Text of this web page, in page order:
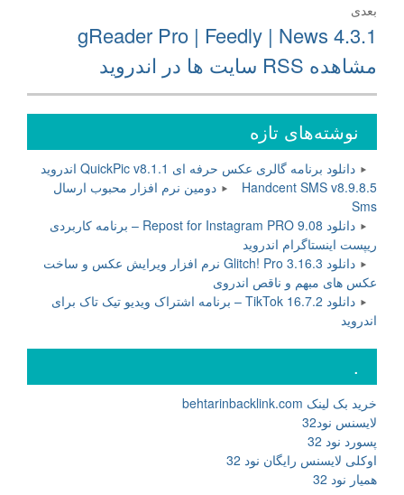
بعدی
نوشته
بعدی:
gReader Pro | Feedly | News 4.3.1
مشاهده RSS سایت ها در اندروید
نوشته‌های تازه
دانلود برنامه گالری عکس حرفه ای QuickPic v8.1.1 اندروید
Handcent SMS v8.9.8.5 دومین نرم افزار محبوب ارسال
Sms
دانلود Repost for Instagram PRO 9.08 – برنامه کاربردی
ریپست اینستاگرام اندروید
دانلود Glitch! Pro 3.16.3 نرم افزار ویرایش عکس و ساخت
عکس های مبهم و ناقص اندروی
دانلود TikTok 16.7.2 – برنامه اشتراک ویدیو تیک تاک برای
اندروید
.
خرید بک لینک behtarinbacklink.com
لایسنس نود32
پسورد نود 32
اوکلی لایسنس رایگان نود 32
همیار نود 32